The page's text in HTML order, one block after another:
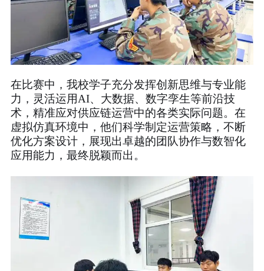
在比赛中，我校学子充分发挥创新思维与专业能
力，灵活运用AI、大数据、数字孪生等前沿技
术，精准应对供应链运营中的各类实际问题。在
虚拟仿真环境中，他们科学制定运营策略，不断
优化方案设计，展现出卓越的团队协作与数智化
应用能力，最终脱颖而出。